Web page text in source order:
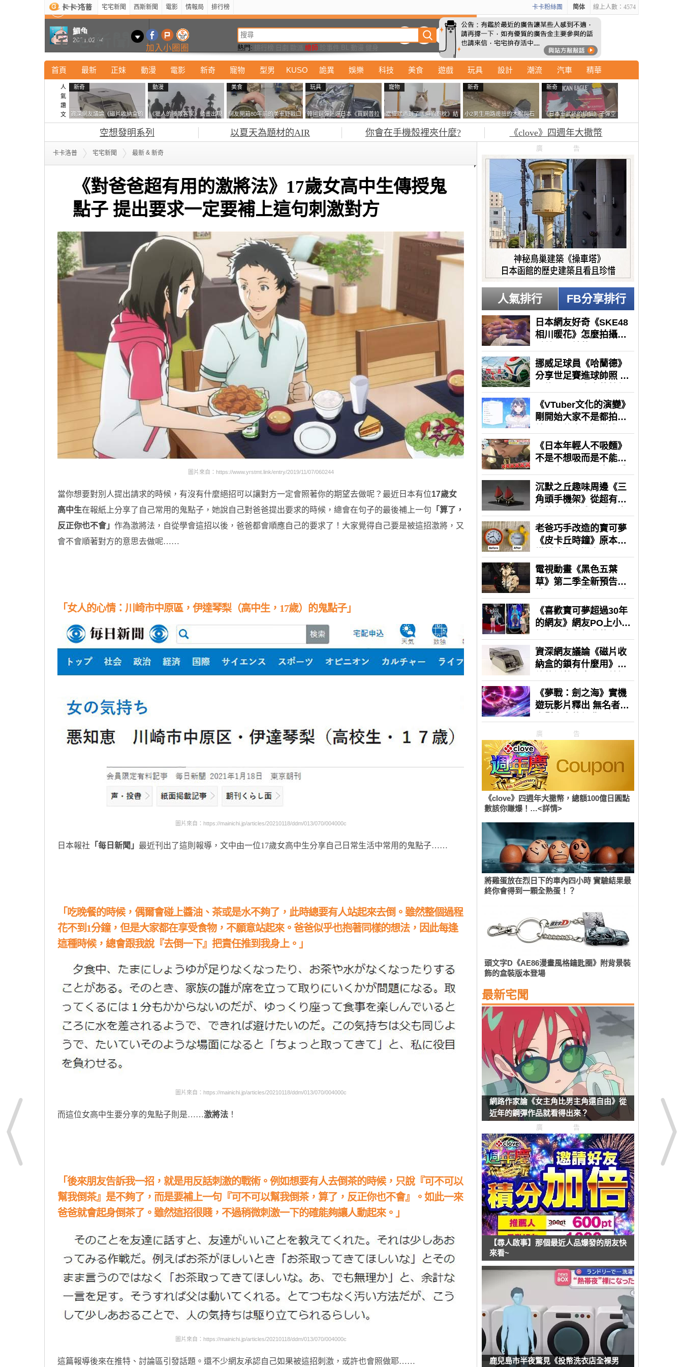
宅宅新聞 西斯新聞 電影 情報局 排行榜 線上人數：4574
简体
卡卡粉絲團
加入小圈圈 熱門: 繪師
首頁 最新 正妹 動漫 電影 新奇 寵物 型男 KUSO 詭異 娛樂 科技 美食 遊戲 玩具 設計 潮流 汽車 精華
人
氣
讚
文
新奇
資深網友議論《磁片收納盒的
鎖有什麼用》想偷的話整盒拿
走不就好了嗎？
動漫
《獵人的揍敵客家》動畫出現
的這個剪影是誰？你是不是忘
記還有這號人物了
美食
網友開箱80年前的美軍野戰口
糧 罐頭本身保存良好，但裡
面的味道...
玩具
韓國鋼彈迷遊日本《買鋼普拉
塞不進行李箱》網友們集思廣
益提供解方了……
寵物
當貓咪遇到了《海豹抱枕》結
果玩了10天後，海豹一整個走
鐘笑翻網友
新奇
小2男生用路邊撿的木棍與石
頭做成了《石斧》馬麻打開書
包嚇一跳怎麼會有這種東
西！？
新奇
《日本軍武迷的煩惱》子彈空
盒在日本超級貴 美國網友直
接一大箱寄給他了
空想發明系列 以夏天為題材的AIR 你會在手機殼裡夾什麼? 《clove》四週年大撒幣
卡卡洛普 宅宅新聞 最新 & 新奇
《對爸爸超有用的激將法》17歲女高中生傳授鬼
點子 提出要求一定要補上這句刺激對方
最新 新奇 正妹 寵物 型男 Kuso 科技 動漫
鯛魚
2021.02.04
圖片來自：https://www.yrstmt.link/entry/2019/11/07/060244
當你想要對別人提出請求的時候，有沒有什麼絕招可以讓對方一定會照著你的期望去做呢？最近日本有位17歲女
高中生在報紙上分享了自己常用的鬼點子，她說自己對爸爸提出要求的時候，總會在句子的最後補上一句 「算了，
反正你也不會」 作為激將法，自從學會這招以後，爸爸都會順應自己的要求了！大家覺得自己要是被這招激將，又
會不會順著對方的意思去做呢……
「女人的心情：川崎市中原區，伊達琴梨（高中生，17歲）的鬼點子」
圖片來自：https://mainichi.jp/articles/20210118/ddm/013/070/004000c
日本報社 「每日新聞」 最近刊出了這則報導，文中由一位17歲女高中生分享自己日常生活中常用的鬼點子……
「吃晚餐的時候，偶爾會碰上醬油、茶或是水不夠了，此時總要有人站起來去倒。雖然整個過程
花不到1分鐘，但是大家都在享受食物，不願意站起來。爸爸似乎也抱著同樣的想法，因此每逢
這種時候，總會跟我說『去倒一下』把責任推到我身上。」
圖片來自：https://mainichi.jp/articles/20210118/ddm/013/070/004000c
而這位女高中生要分享的鬼點子則是……激將法 ！
「後來朋友告訴我一招，就是用反話刺激的戰術。例如想要有人去倒茶的時候，只說『可不可以
幫我倒茶』是不夠了，而是要補上一句『可不可以幫我倒茶，算了，反正你也不會』。如此一來
爸爸就會起身倒茶了。雖然這招很賤，不過稍微刺激一下的確能夠讓人動起來。」
圖片來自：https://mainichi.jp/articles/20210118/ddm/013/070/004000c
這篇報導後來在推特、討論區引發話題。還不少網友承認自己如果被這招刺激，或許也會照做耶……
廣告
人氣排行 FB分享排行
廣告
《clove》四週年大撒幣，總額100億日圓點
數該你賺爆！…<詳情>
將雞蛋放在烈日下的車內四小時 實驗結果最
終你會得到一顆全熟蛋！？
頭文字D《AE86漫畫風格鑰匙圈》附背景裝
飾的盒裝版本登場
最新宅聞
網路作家論《女主角比男主角還自由》從
近年的鋼彈作品就看得出來？
廣告
【尋人啟事】那個最近人品爆發的朋友快
來看~
鹿兒島市半夜驚見《投幣洗衣店全裸男